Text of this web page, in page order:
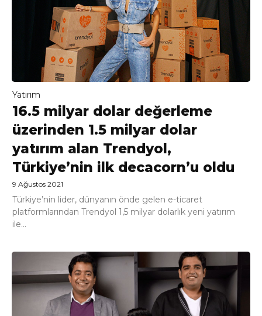
Yatırım
16.5 milyar dolar değerleme
üzerinden 1.5 milyar dolar
yatırım alan Trendyol,
Türkiye’nin ilk decacorn’u oldu
9 Ağustos 2021
Türkiye’nin lider, dünyanın önde gelen e-ticaret
platformlarından Trendyol 1,5 milyar dolarlık yeni yatırım
ile...